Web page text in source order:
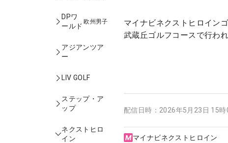
DPワ
ールド
欧州男子
アジアンツア
ー
LIV GOLF
ステップ・ア
ップ
ネクストヒロ
イン
マイナビネクストヒロイン
武蔵丘ゴルフコースで行わ
配信日時： 2026年5月23日 15時
マイナビネクストヒロイン